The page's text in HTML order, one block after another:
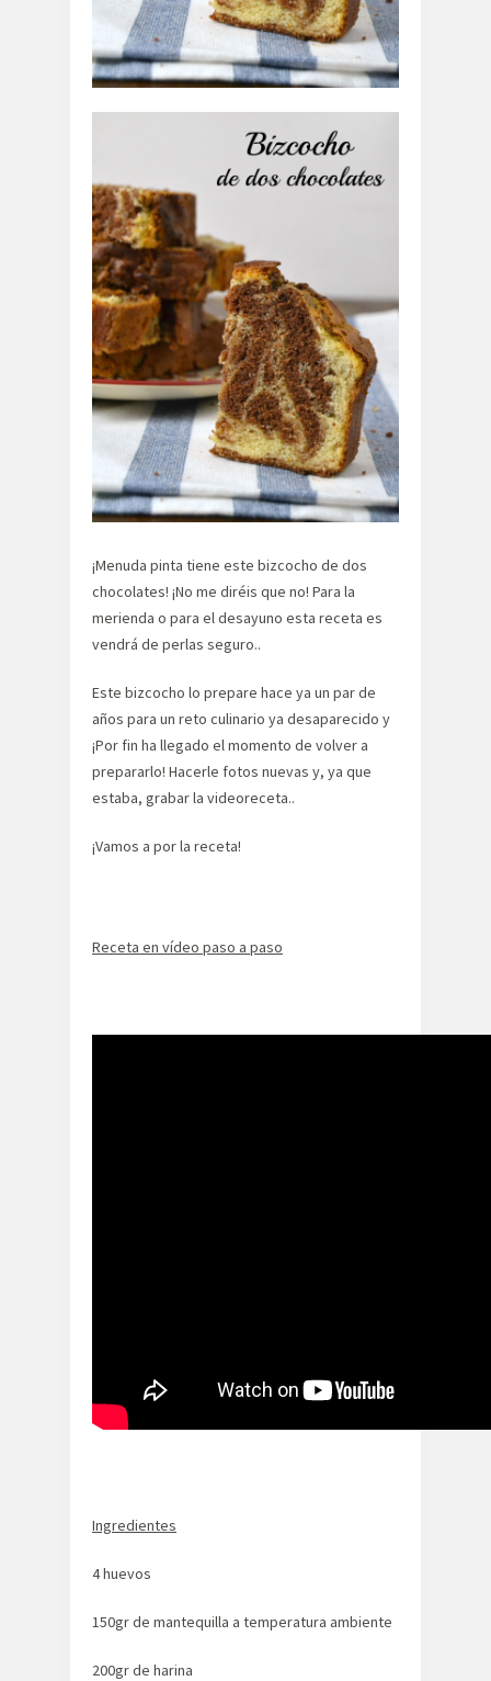
¡Menuda pinta tiene este bizcocho de dos
chocolates! ¡No me diréis que no! Para la
merienda o para el desayuno esta receta es
vendrá de perlas seguro..
Este bizcocho lo prepare hace ya un par de
años para un reto culinario ya desaparecido y
¡Por fin ha llegado el momento de volver a
prepararlo! Hacerle fotos nuevas y, ya que
estaba, grabar la videoreceta..
¡Vamos a por la receta!
Receta en vídeo paso a paso
Ingredientes
4 huevos
150gr de mantequilla a temperatura ambiente
200gr de harina